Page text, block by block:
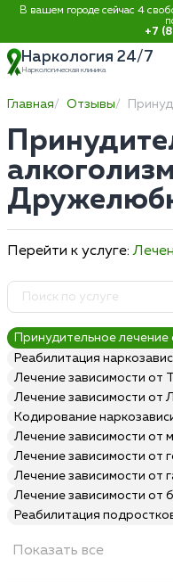
В вашем городе сейчас 4
+7
Наркология 24/7
Наркологическая клиника
Главная Отзывы
Перейти к услуге:
Принудительное
Реабилитация
Лечение зависимости от
Лечение зависимости от
Кодирование
Лечение зависимости от
Лечение зависимости от
Лечение зависимости от
Лечение зависимости от
Реабилитация
Показать все